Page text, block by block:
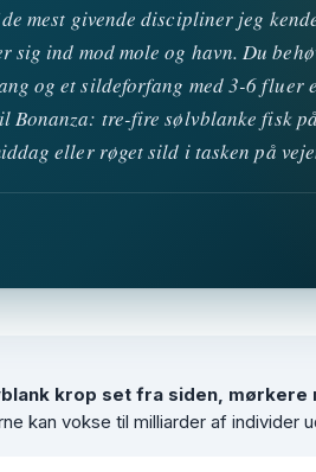
mest givende discipliner jeg
sig ind mod mole og havn. Du
og et sildeforfang med 3-6 fluer
Bonanza: tre-fire sølvblanke fisk
eller røget sild i tasken på
krop set fra siden, mørkere
kan vokse til milliarder af individer